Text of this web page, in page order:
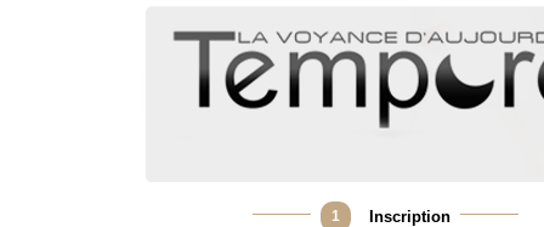
1 Inscription